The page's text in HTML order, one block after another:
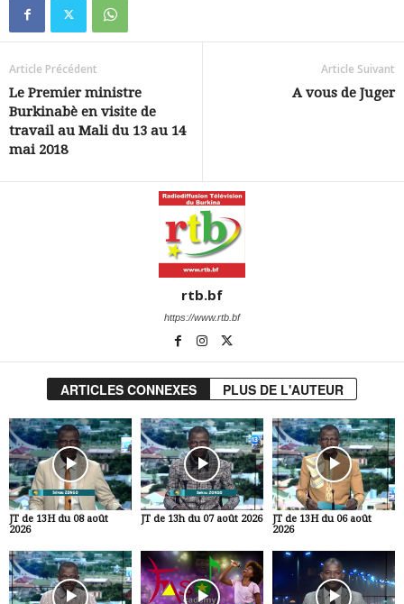
Article Précédent
Le Premier ministre
Burkinabè en visite de
travail au Mali du 13 au 14
mai 2018
Article Suivant
A vous de Juger
rtb.bf
https://www.rtb.bf
ARTICLES CONNEXES PLUS DE L'AUTEUR
JT de 13H du 08 août
2026
JT de 13h du 07 août 2026
JT de 13H du 06 août
2026